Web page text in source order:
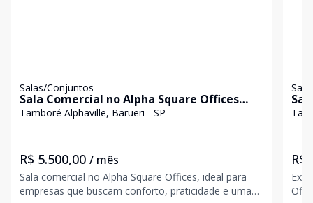
Salas/Conjuntos
Sala Comercial no Alpha Square Offices
London Tower - Locação
Tamboré Alphaville, Barueri - SP
R$ 5.500,00 / mês
Sala comercial no Alpha Square Offices, ideal para
empresas que buscam conforto, praticidade e uma
R$